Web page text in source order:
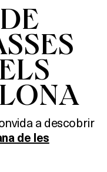
a descobrir
de les